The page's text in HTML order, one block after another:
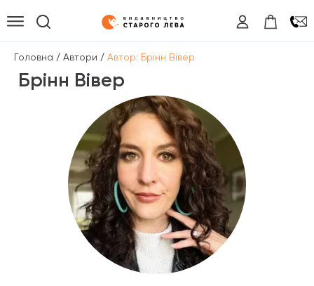
Головна / Автори / Автор: Брінн Вівер
Брінн Вівер